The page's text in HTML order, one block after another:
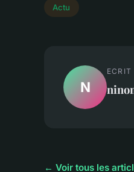
Actu
N
ECRIT
← Voir tous les